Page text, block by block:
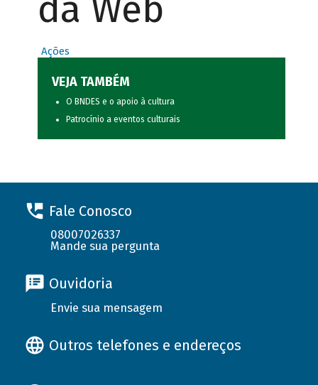
da Web
Ações
VEJA TAMBÉM
O BNDES e o apoio à cultura
Patrocínio a eventos culturais
Fale Conosco
08007026337
Mande sua pergunta
Ouvidoria
Envie sua mensagem
Outros telefones e endereços